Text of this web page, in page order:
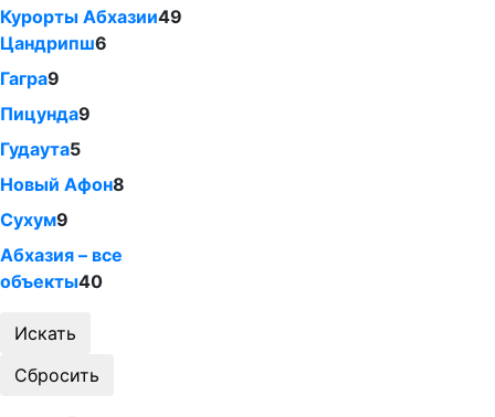
Курорты Абхазии49
Цандрипш6
Гагра9
Пицунда9
Гудаута5
Новый Афон8
Сухум9
Абхазия – все
объекты40